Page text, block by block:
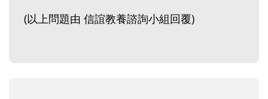
(以上問題由 信誼教養諮詢小組回覆)